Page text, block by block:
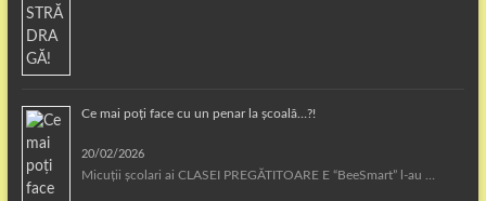
Ce mai poți face cu un penar la școală…?!
20/02/2026
Micuții școlari ai CLASEI PREGĂTITOARE E “BeeSmart” l-au …